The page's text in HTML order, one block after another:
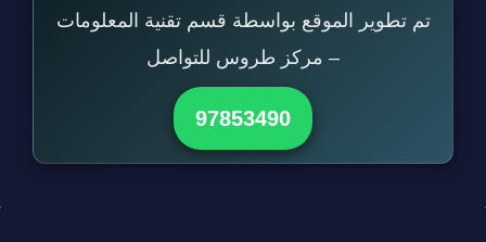
تم تطوير الموقع بواسطة قسم تقنية المعلومات
– مركز طروس للتواصل
97853490